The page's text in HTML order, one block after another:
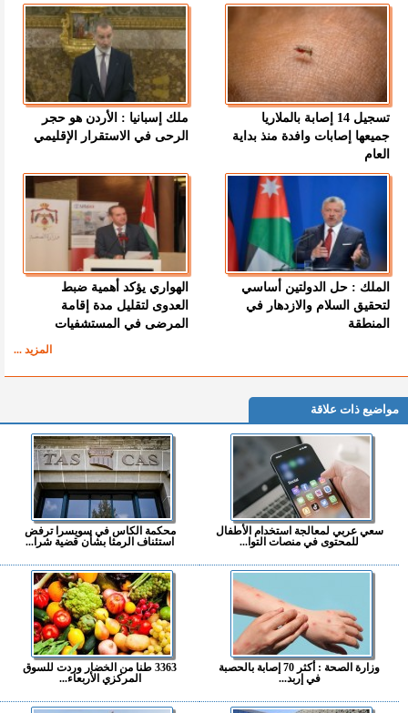
تسجيل 14 إصابة بالملاريا
جميعها إصابات وافدة منذ بداية
العام
ملك إسبانيا : الأردن هو حجر
الرحى في الاستقرار الإقليمي
الملك : حل الدولتين أساسي
لتحقيق السلام والازدهار في
المنطقة
الهواري يؤكد أهمية ضبط
العدوى لتقليل مدة إقامة
المرضى في المستشفيات
المزيد ...
مواضيع ذات علاقة
سعي عربي لمعالجة استخدام الأطفال
للمحتوى في منصات التوا...
محكمة الكاس في سويسرا ترفض
استئناف الرمثا بشأن قضية شرا...
وزارة الصحة : أكثر 70 إصابة بالحصبة
في إربد...
3363 طنا من الخضار وردت للسوق
المركزي الأربعاء...